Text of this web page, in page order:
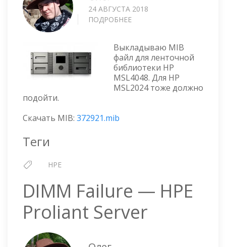
24 АВГУСТА 2018
ПОДРОБНЕЕ
MIB
ФАЙЛ
Выкладываю MIB
файл для ленточной
библиотеки HP
MSL4048. Для HP
MSL2024 тоже должно
подойти.
Скачать MIB: 372921.mib
Теги
HPE
DIMM Failure — HPE
Proliant Server